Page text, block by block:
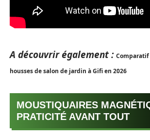
A découvrir également :
housses de salon de jardin à Gifi en 2026
MOUSTIQUAIRES
PRATICITÉ AVANT TOUT